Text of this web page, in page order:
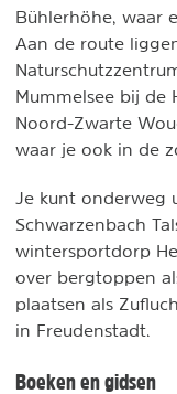
Bühlerhöhe, waar
Aan de route
Mummelsee bij de
Noord-Zwarte
waar je ook in de
Je kunt onderweg
Schwarzenbach
wintersportdorp
over bergtoppen
plaatsen als
in Freudenstadt.
Boeken en gidsen